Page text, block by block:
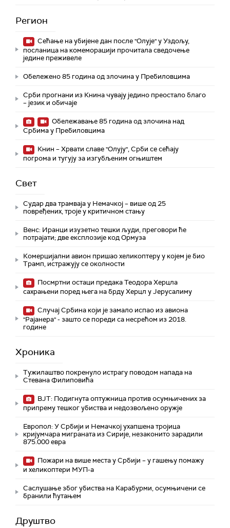
Регион
Сећање на убијене дан после "Олује" у Уздољу,
посланица на комеморацији прочитала сведочење
једине преживеле
Обележено 85 година од злочина у Пребиловцима
Срби прогнани из Книна чувају једино преостало благо
– језик и обичаје
Обележавање 85 година од злочина над
Србима у Пребиловцима
Книн – Хрвати славе "Олују", Срби се сећају
погрома и тугују за изгубљеним огњиштем
Свет
Судар два трамваја у Немачкој – више од 25
повређених, троје у критичном стању
Венс: Иранци изузетно тешки људи, преговори ће
потрајати; две експлозије код Ормуза
Комерцијални авион пришао хеликоптеру у којем је био
Трамп, истражују се околности
Посмртни остаци предака Теодора Херцла
сахрањени поред њега на брду Херцл у Јерусалиму
Случај Србина који је замало испао из авиона
"Рајанера" - зашто се пореди са несрећом из 2018.
године
Хроника
Тужилаштво покренуло истрагу поводом напада на
Стевана Филиповића
ВЈТ: Подигнута оптужница против осумњичених за
припрему тешког убиства и недозвољено оружје
Европол: У Србији и Немачкој ухапшена тројица
кријумчара миграната из Сирије, незаконито зарадили
875.000 евра
Пожари на више места у Србији – у гашењу помажу
и хеликоптери МУП-а
Саслушање због убиства на Карабурми, осумњичени се
бранили ћутањем
Друштво